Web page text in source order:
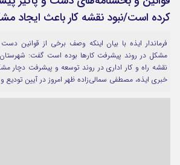
مرا به خاطر بسپار
کرده است/نبود نقشه کار باعث ایجاد
فرماندار ایذه با بیان اینکه وصف برخی از قوانین
مشکل در روند پیشرفت کارها بوده است گفت:
نقشه راه و کار اداری در روند توسعه و پیشرفت دچار
خبری ایذه، مصطفی سمالی‌زاده ظهر امروز در آیین تودیع